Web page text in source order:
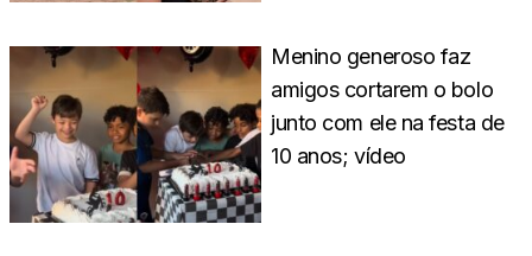
Menino generoso faz
amigos cortarem o bolo
junto com ele na festa de
10 anos; vídeo